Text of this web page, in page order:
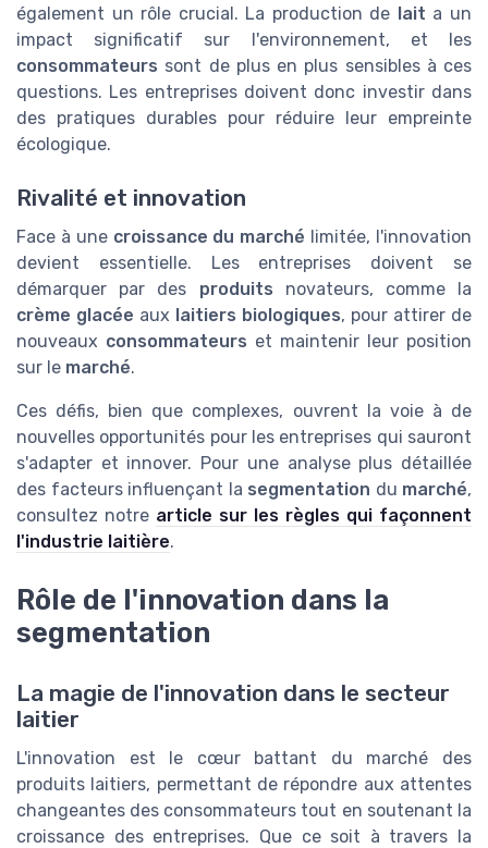
également un rôle crucial. La production de lait a un
impact significatif sur l'environnement, et les
consommateurs sont de plus en plus sensibles à ces
questions. Les entreprises doivent donc investir dans
des pratiques durables pour réduire leur empreinte
écologique.
Rivalité et innovation
Face à une croissance du marché limitée, l'innovation
devient essentielle. Les entreprises doivent se
démarquer par des produits novateurs, comme la
crème glacée aux laitiers biologiques, pour attirer de
nouveaux consommateurs et maintenir leur position
sur le marché.
Ces défis, bien que complexes, ouvrent la voie à de
nouvelles opportunités pour les entreprises qui sauront
s'adapter et innover. Pour une analyse plus détaillée
des facteurs influençant la segmentation du marché,
consultez notre article sur les règles qui façonnent
l'industrie laitière.
Rôle de l'innovation dans la
segmentation
La magie de l'innovation dans le secteur
laitier
L'innovation est le cœur battant du marché des
produits laitiers, permettant de répondre aux attentes
changeantes des consommateurs tout en soutenant la
croissance des entreprises. Que ce soit à travers la